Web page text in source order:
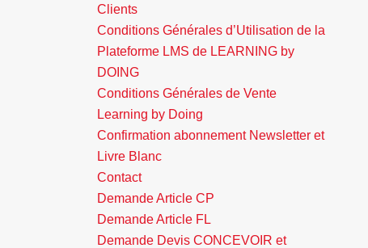
Clients
Conditions Générales d’Utilisation de la
Plateforme LMS de LEARNING by
DOING
Conditions Générales de Vente
Learning by Doing
Confirmation abonnement Newsletter et
Livre Blanc
Contact
Demande Article CP
Demande Article FL
Demande Devis CONCEVOIR et